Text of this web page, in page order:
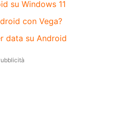
su Windows 11
con Vega?
data su Android